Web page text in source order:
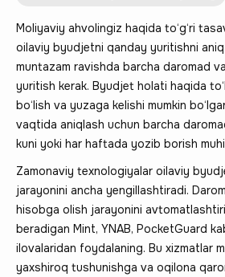
Moliyaviy ahvolingiz haqida to‘g‘ri
oilaviy byudjetni qanday yuritishni
muntazam ravishda barcha daromad
yuritish kerak. Byudjet holati haqida
bo‘lish va yuzaga kelishi mumkin
vaqtida aniqlash uchun barcha
kuni yoki har haftada yozib borish
Zamonaviy texnologiyalar oilaviy
jarayonini ancha yengillashtiradi.
hisobga olish jarayonini
beradigan Mint, YNAB, PocketGuard
ilovalaridan foydalaning. Bu xizmatlar
yaxshiroq tushunishga va oqilona